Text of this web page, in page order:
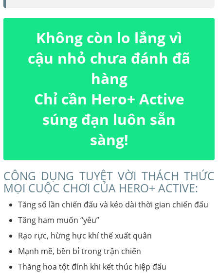
Không còn lo lắng vì
cậu nhỏ chưa đánh đã
hàng
Chỉ cần Hero+ Active
súng đạn luôn sẵn
sàng!
CÔNG DỤNG TUYỆT VỜI THÁCH THỨC
MỌI CUỘC CHƠI CỦA HERO+ ACTIVE:
Tăng số lần chiến đấu và kéo dài thời gian chiến đấu
Tăng ham muốn “yêu”
Rạo rực, hừng hực khí thế xuất quân
Mạnh mẽ, bền bỉ trong trận chiến
Thăng hoa tột đỉnh khi kết thúc hiệp đấu